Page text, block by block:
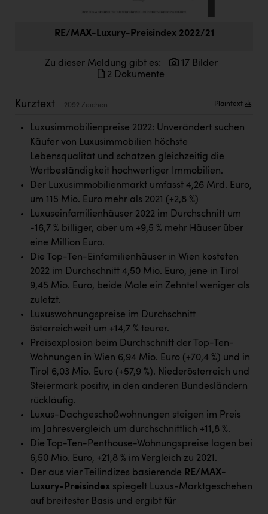
Fristads Austria
IFE Austria GmbH
Immotech
INTERSPAR
INTERSPORT Austria
Jesolo
Jane Goodall Institute Austria
Kärcher
Karin Liedl
KEBA
KIWI Kinderwunsch Institut Dr. Loimer
Kleider Bauer
Kremsmüller Anlagenbau GmbH
Maximarkt
Oldtimer Raststationen und Motorhotels
Österreichischer Kachelofenverband
Orlen
RE/MAX-Luxury-Preisindex 2022/21
Zu dieser Meldung gibt es:
17 Bilder
2 Dokumente
Kurztext 2092 Zeichen Plaintext
Luxusimmobilienpreise 2022: Unverändert suchen
Käufer von Luxusimmobilien höchste
Lebensqualität und schätzen gleichzeitig die
Wertbeständigkeit hochwertiger Immobilien.
Der Luxusimmobilienmarkt umfasst 4,26 Mrd. Euro,
um 115 Mio. Euro mehr als 2021 (+2,8 %)
Luxuseinfamilienhäuser 2022 im Durchschnitt um
-16,7 % billiger, aber um +9,5 % mehr Häuser über
eine Million Euro.
Die Top-Ten-Einfamilienhäuser in Wien kosteten
2022 im Durchschnitt 4,50 Mio. Euro, jene in Tirol
9,45 Mio. Euro, beide Male ein Zehntel weniger als
zuletzt.
Luxuswohnungspreise im Durchschnitt
österreichweit um +14,7 % teurer.
Preisexplosion beim Durchschnitt der Top-Ten-
Wohnungen in Wien 6,94 Mio. Euro (+70,4 %) und in
Tirol 6,03 Mio. Euro (+57,9 %). Niederösterreich und
Steiermark positiv, in den anderen Bundesländern
rückläufig.
Luxus-Dachgeschoßwohnungen steigen im Preis
im Jahresvergleich um durchschnittlich +11,8 %.
Die Top-Ten-Penthouse-Wohnungspreise lagen bei
6,50 Mio. Euro, +21,8 % im Vergleich zu 2021.
Der aus vier Teilindizes basierende RE/MAX-
Luxury-Preisindex spiegelt Luxus-Marktgeschehen
auf breitester Basis und ergibt für